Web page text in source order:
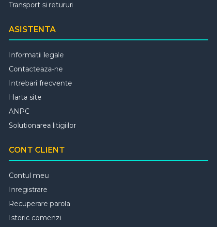
Transport si retururi
ASISTENTA
Informatii legale
Contacteaza-ne
Intrebari frecvente
Harta site
ANPC
Solutionarea litigiilor
CONT CLIENT
Contul meu
Inregistrare
Recuperare parola
Istoric comenzi